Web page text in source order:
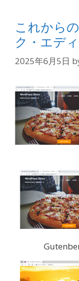
これから
ク・エデ
2025年6月5日